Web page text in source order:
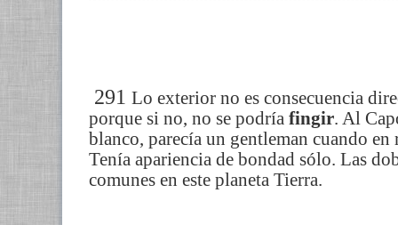
291 Lo exterior no es consecuencia
porque si no, no se podría fingir. Al
blanco, parecía un gentleman cuando en
Tenía apariencia de bondad sólo. Las
comunes en este planeta Tierra.